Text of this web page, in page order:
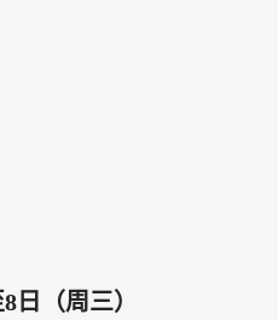
日（周三）